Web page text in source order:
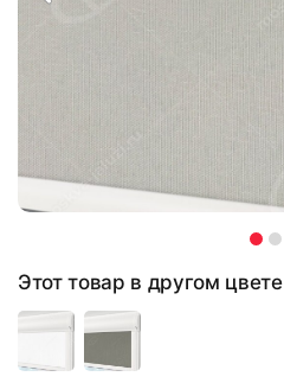
Этот товар в другом цвете